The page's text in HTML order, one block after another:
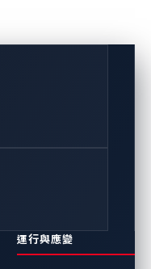
運行與應變
上推
體安全